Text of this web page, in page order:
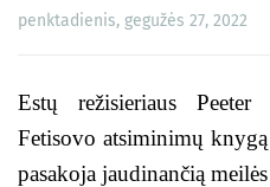
penktadienis, gegužės 27, 2022
Estų režisieriaus Peeter
Fetisovo atsiminimų
pasakoja jaudinančią